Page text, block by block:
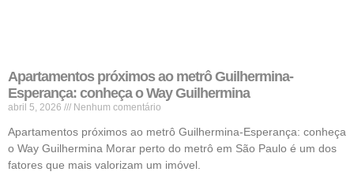
Apartamentos próximos ao metrô Guilhermina-
Esperança: conheça o Way Guilhermina
abril 5, 2026 Nenhum comentário
Apartamentos próximos ao metrô Guilhermina-Esperança: conheça
o Way Guilhermina Morar perto do metrô em São Paulo é um dos
fatores que mais valorizam um imóvel.